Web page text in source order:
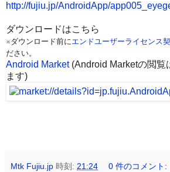
http://fujiu.jp/AndroidApp/
ダウンロードはこちら
※ダウンロード前にエンドユーザーライセンス
ださい。
Android Market(Android Marketの閲覧
ます)
Mtk Fujiu.jp 時刻: 21:24 0 件のコメント: